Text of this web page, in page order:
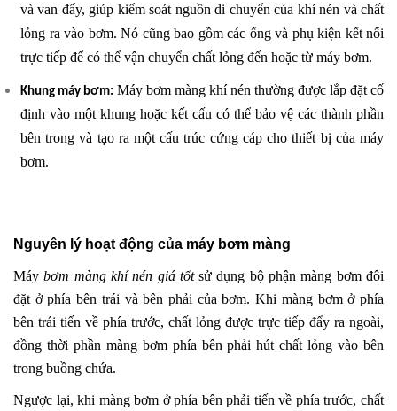
và van đẩy, giúp kiểm soát nguồn di chuyển của khí nén và chất
lỏng ra vào bơm. Nó cũng bao gồm các ống và phụ kiện kết nối
trực tiếp để có thể vận chuyển chất lỏng đến hoặc từ máy bơm.
Khung máy bơm: Máy bơm màng khí nén thường được lắp đặt cố
định vào một khung hoặc kết cấu có thể bảo vệ các thành phần
bên trong và tạo ra một cấu trúc cứng cáp cho thiết bị của máy
bơm.
Nguyên lý hoạt động của máy bơm màng
Máybơm màng khí nén giá tốtsử dụng bộ phận màng bơm đôi
đặt ở phía bên trái và bên phải của bơm. Khi màng bơm ở phía
bên trái tiến về phía trước, chất lỏng được trực tiếp đẩy ra ngoài,
đồng thời phần màng bơm phía bên phải hút chất lỏng vào bên
trong buồng chứa.
Ngược lại, khi màng bơm ở phía bên phải tiến về phía trước, chất